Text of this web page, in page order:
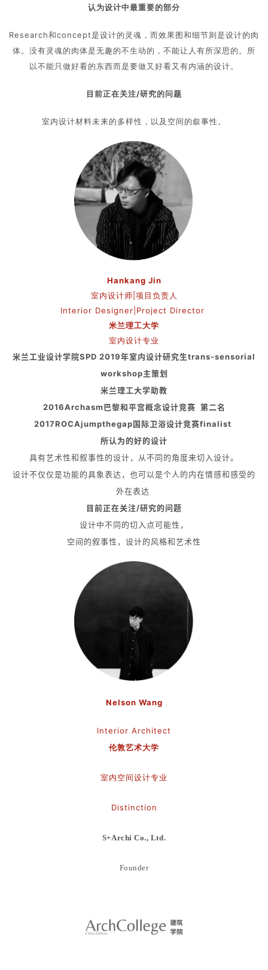
认为设计中最重要的部分
Research和concept是设计的灵魂，而效果图和细节则是设计的肉
体。没有灵魂的肉体是无趣的不生动的，不能让人有所深思的。所
以不能只做好看的东西而是要做又好看又有内涵的设计。
目前正在关注/研究的问题
室内设计材料未来的多样性，以及空间的叙事性。
Hankang Jin
室内设计师|项目负责人
Interior Designer|Project Director
米兰理工大学
室内设计专业
⽶兰工业设计学院SPD 2019年室内设计研究生trans-sensorial
workshop主策划
米兰理工大学助教
2016Archasm巴黎和平宫概念设计竞赛 第二名
2017ROCAjumpthegap国际卫浴设计竞赛finalist
所认为的好的设计
具有艺术性和叙事性的设计，从不同的角度来切入设计。
设计不仅仅是功能的具象表达，也可以是个人的内在情感和感受的
外在表达
目前正在关注/研究的问题
设计中不同的切入点可能性，
空间的叙事性，设计的风格和艺术性
Nelson Wang
Interior Architect
伦敦艺术大学
室内空间设计专业
Distinction
S+Archi Co., Ltd.
Founder